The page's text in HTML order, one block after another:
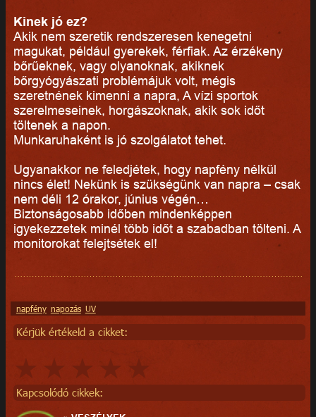
Kinek jó ez?
Akik nem szeretik rendszeresen kenegetni
magukat, például gyerekek, férfiak. Az érzékeny
bőrűeknek, vagy olyanoknak, akiknek
bőrgyógyászati problémájuk volt, mégis
szeretnének kimenni a napra, A vízi sportok
szerelmeseinek, horgászoknak, akik sok időt
töltenek a napon.
Munkaruhaként is jó szolgálatot tehet.
Ugyanakkor ne feledjétek, hogy napfény nélkül
nincs élet! Nekünk is szükségünk van napra – csak
nem déli 12 órakor, június végén…
Biztonságosabb időben mindenképpen
igyekezzetek minél több időt a szabadban tölteni. A
monitorokat felejtsétek el!
napfény napozás UV
Kérjük értékeld a cikket:
Kapcsolódó cikkek: